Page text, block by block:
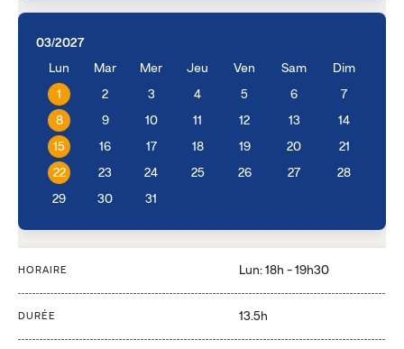
03/2027
Lun
Mar Mer Jeu Ven Sam Dim
1 2 3 4 5 6 7
8 9 10 11 12 13 14
15 16 17 18 19 20 21
22 23 24 25 26 27 28
29 30 31
HORAIRE Lun: 18h - 19h30
DURÉE 13.5h